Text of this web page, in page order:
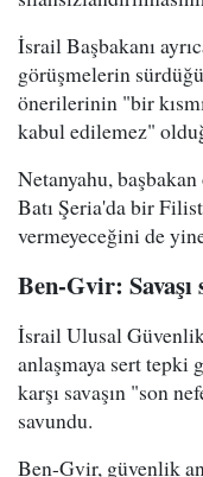
İsrail Başbakanı
görüşmelerin
önerilerinin "bir
kabul edilemez"
Netanyahu,
Batı Şeria'da bir
vermeyeceğini de
Ben-Gvir:
İsrail Ulusal
anlaşmaya sert tepki
karşı savaşın "son
savundu.
Ben-Gvir, güvenlik